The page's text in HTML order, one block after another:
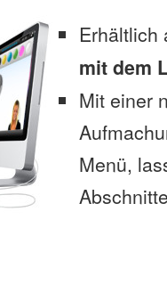
mit dem
Mit einer
Menü,